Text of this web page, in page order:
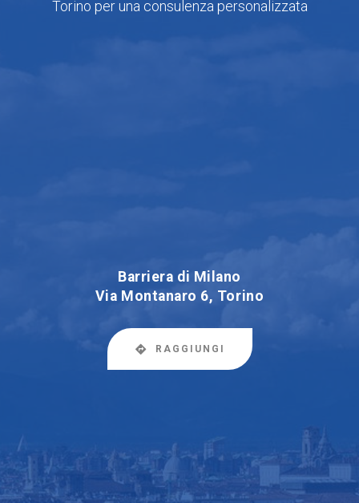
Torino per una consulenza personalizzata
Barriera di Milano
Via Montanaro 6, Torino
RAGGIUNGI